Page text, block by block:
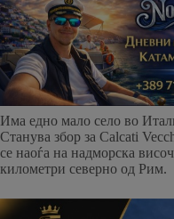
Има едно мало село во
Станува збор за Calcati
се наоѓа на надморска
километри северно од Рим.